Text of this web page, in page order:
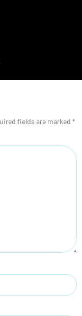
fields are marked *